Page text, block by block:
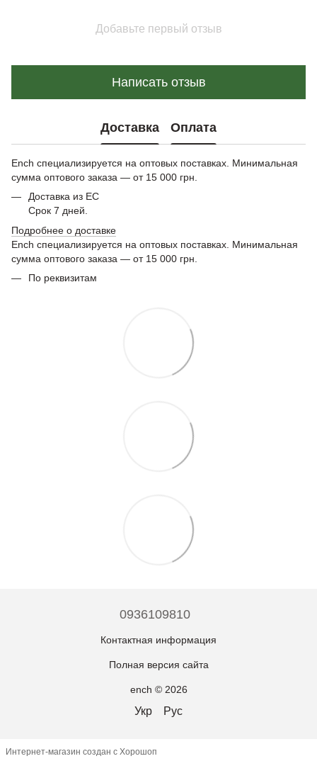
Добавьте первый отзыв
Написать отзыв
Доставка Оплата
Ench специализируется на оптовых поставках. Минимальная
сумма оптового заказа — от 15 000 грн.
Доставка из ЕС
Срок 7 дней.
Подробнее о доставке
Ench специализируется на оптовых поставках. Минимальная
сумма оптового заказа — от 15 000 грн.
По реквизитам
0936109810
Контактная информация
Полная версия сайта
ench © 2026
Укр Рус
Интернет-магазин создан с Хорошоп